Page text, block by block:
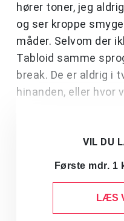
hører toner, jeg
og ser kroppe
måder. Selvom der
Tabloid samme
break. De er aldrig i
hinanden, eller hvor
VIL DU
Første mdr. 1
LÆS